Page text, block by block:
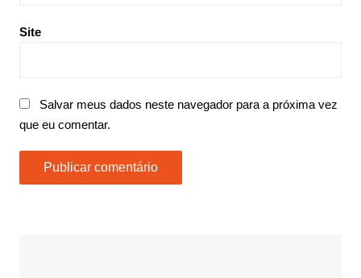
Site
Salvar meus dados neste navegador para a próxima vez
que eu comentar.